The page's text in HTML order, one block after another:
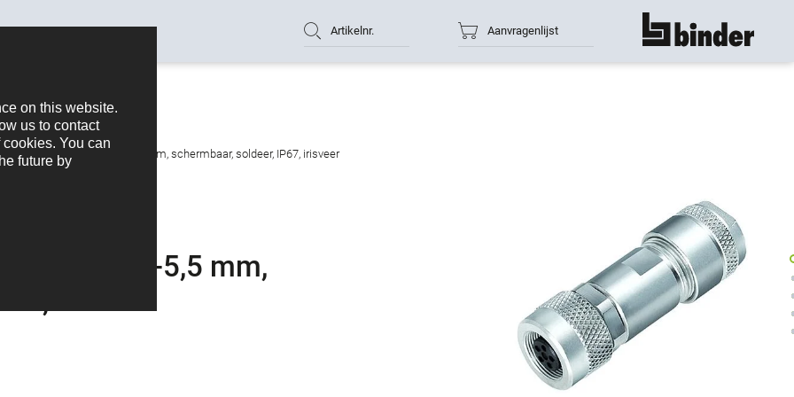
Artikelnr. Aanvragenlijst toon alles
aantal polen: 4, 4,0-5,5 mm, schermbaar, soldeer, IP67, irisveer
4, 4,0-5,5 mm,